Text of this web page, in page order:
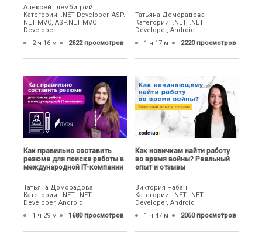
Алексей Глембицкий
Категории: .NET Developer, ASP.
NET MVC, ASP.NET MVC
Developer
2 ч 16 м
2622 просмотров
Татьяна Доморадова
Категории: .NET, .NET
Developer, Android
1 ч 17 м
2220 просмотров
Как правильно составить
резюме для поиска работы в
международной IT-компании
Татьяна Доморадова
Категории: .NET, .NET
Developer, Android
1 ч 29 м
1680 просмотров
Как новичкам найти работу
во время войны? Реальный
опыт и отзывы
Виктория Чабан
Категории: .NET, .NET
Developer, Android
1 ч 47 м
2060 просмотров